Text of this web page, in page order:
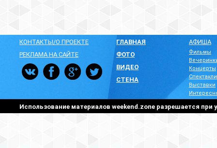
КОНТАКТЫ/О ПРОЕКТЕ
РЕКЛАМА НА САЙТЕ
ГЛАВНАЯ
ФОТО
ВИДЕО
СТЕНА
АФИША
Фильмы
Концерты
Спектакли
Выставки
Использование материалов weekend.zone разрешается